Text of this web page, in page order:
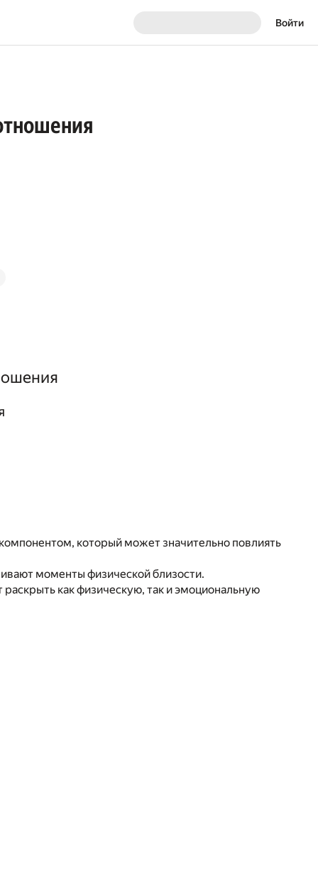
Войти
который может значительно повлиять
моменты физической близости.
как физическую, так и эмоциональную